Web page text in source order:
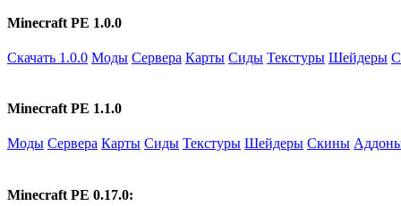
Minecraft PE 1.0.0
Скачать 1.0.0 Моды Сервера Карты Сиды Текстуры Шейдеры
Minecraft PE 1.1.0
Моды Сервера Карты Сиды Текстуры Шейдеры Скины
Minecraft PE 0.17.0: